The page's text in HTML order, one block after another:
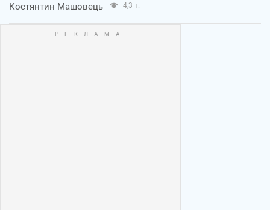
Костянтин Машовець 4,3 т.